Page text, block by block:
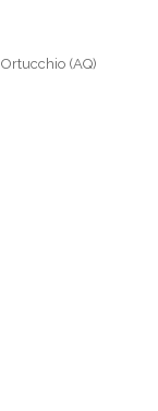
Ortucchio (AQ)